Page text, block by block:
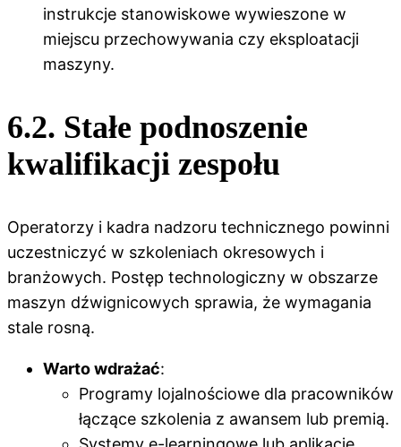
instrukcje stanowiskowe wywieszone w
miejscu przechowywania czy eksploatacji
maszyny.
6.2. Stałe podnoszenie
kwalifikacji zespołu
Operatorzy i kadra nadzoru technicznego powinni
uczestniczyć w szkoleniach okresowych i
branżowych. Postęp technologiczny w obszarze
maszyn dźwignicowych sprawia, że wymagania
stale rosną.
Warto wdrażać:
Programy lojalnościowe dla pracowników
łączące szkolenia z awansem lub premią.